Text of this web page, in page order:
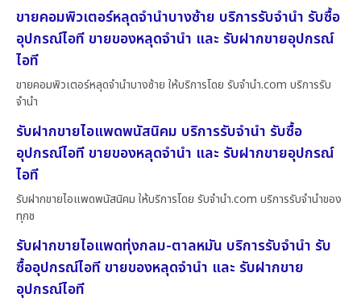
ขายคอมพิวเตอร์หลุดจำนำบางซ้าย บริการรับจำนำ รับซื้อ
อุปกรณ์ไอที ขายของหลุดจำนำ และ รับฝากขายอุปกรณ์
ไอที
ขายคอมพิวเตอร์หลุดจำนำบางซ้าย ให้บริการโดย รับจํานํา.com บริการรับ
จำนำ
รับฝากขายไอแพดพนัสนิคม บริการรับจำนำ รับซื้อ
อุปกรณ์ไอที ขายของหลุดจำนำ และ รับฝากขายอุปกรณ์
ไอที
รับฝากขายไอแพดพนัสนิคม ให้บริการโดย รับจํานํา.com บริการรับจำนำของ
ทุกช
รับฝากขายไอแพดทุ่งกลม-ตาลหมัน บริการรับจำนำ รับ
ซื้ออุปกรณ์ไอที ขายของหลุดจำนำ และ รับฝากขาย
อุปกรณ์ไอที